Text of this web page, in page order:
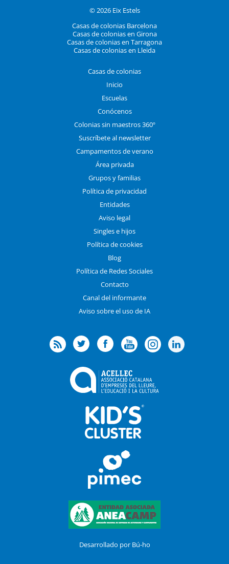
© 2026 Eix Estels
Casas de colonias Barcelona
Casas de colonias en Girona
Casas de colonias en Tarragona
Casas de colonias en Lleida
Casas de colonias
Inicio
Escuelas
Conócenos
Colonias sin maestros 360º
Suscríbete al newsletter
Campamentos de verano
Área privada
Grupos y familias
Política de privacidad
Entidades
Aviso legal
Singles e hijos
Política de cookies
Blog
Política de Redes Sociales
Contacto
Canal del informante
Aviso sobre el uso de IA
Desarrollado por Bú-ho